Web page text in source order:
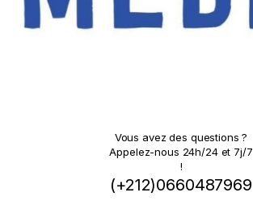
Vous avez des questions ?
Appelez-nous 24h/24 et 7j/7
!
(+212)0660487969